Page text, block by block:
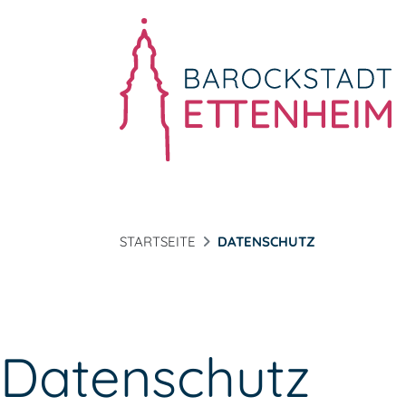
STARTSEITE DATENSCHUTZ
Datenschutz